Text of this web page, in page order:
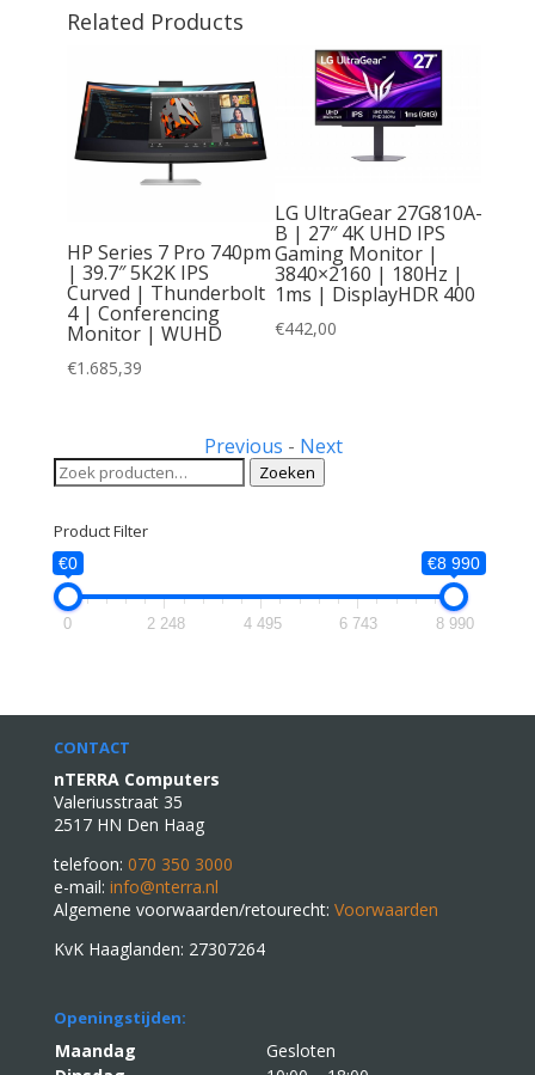
Related Products
HP Series 7 Pro 740pm
| 39.7″ 5K2K IPS
Curved | Thunderbolt
4 | Conferencing
Monitor | WUHD
€1.685,39
LG UltraGear 27G810A-
B | 27″ 4K UHD IPS
Gaming Monitor |
3840×2160 | 180Hz |
1ms | DisplayHDR 400
€442,00
Previous - Next
Zoeken
naar:
Zoeken
Product Filter
€0 €8 990
0 2 248 4 495 6 743 8 990
CONTACT
nTERRA Computers
Valeriusstraat 35
2517 HN Den Haag
telefoon: 070 350 3000
e-mail: info@nterra.nl
Algemene voorwaarden/retourecht: Voorwaarden
KvK Haaglanden: 27307264
Openingstijden:
Maandag
Gesloten